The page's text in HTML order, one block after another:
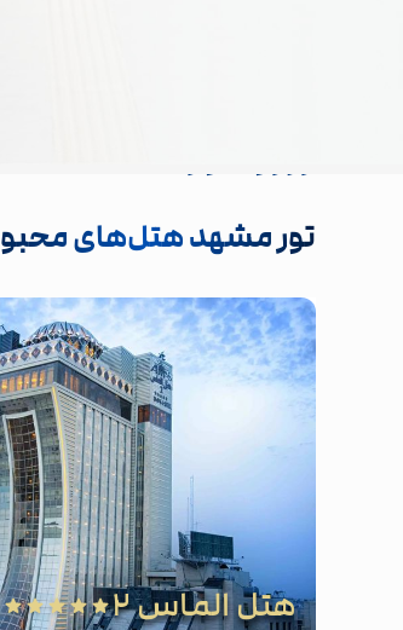
تور مشهد هتل‌های
هتل الماس ۲